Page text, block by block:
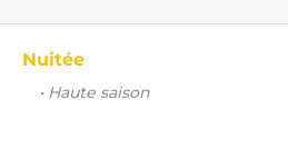
Nuitée
• Haute saison